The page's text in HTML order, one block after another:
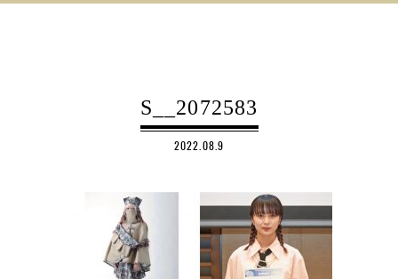
S__2072583
2022.08.9